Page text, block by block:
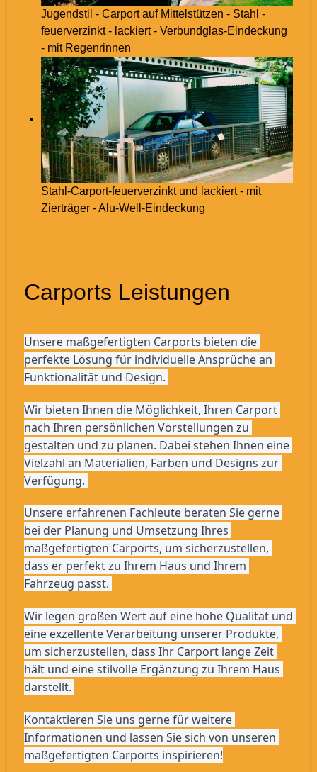
Jugendstil - Carport auf Mittelstützen - Stahl -
feuerverzinkt - lackiert - Verbundglas-Eindeckung
- mit Regenrinnen
Stahl-Carport-feuerverzinkt und lackiert - mit
Zierträger - Alu-Well-Eindeckung
Carports Leistungen
Unsere maßgefertigten Carports bieten die
perfekte Lösung für individuelle Ansprüche an
Funktionalität und Design.
Wir bieten Ihnen die Möglichkeit, Ihren Carport
nach Ihren persönlichen Vorstellungen zu
gestalten und zu planen. Dabei stehen Ihnen eine
Vielzahl an Materialien, Farben und Designs zur
Verfügung.
Unsere erfahrenen Fachleute beraten Sie gerne
bei der Planung und Umsetzung Ihres
maßgefertigten Carports, um sicherzustellen,
dass er perfekt zu Ihrem Haus und Ihrem
Fahrzeug passt.
Wir legen großen Wert auf eine hohe Qualität und
eine exzellente Verarbeitung unserer Produkte,
um sicherzustellen, dass Ihr Carport lange Zeit
hält und eine stilvolle Ergänzung zu Ihrem Haus
darstellt.
Kontaktieren Sie uns gerne für weitere
Informationen und lassen Sie sich von unseren
maßgefertigten Carports inspirieren!